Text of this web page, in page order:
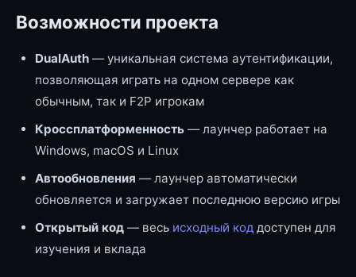
Возможности проекта
DualAuth — уникальная система аутентификации,
позволяющая играть на одном сервере как
обычным, так и F2P игрокам
Кроссплатформенность — лаунчер работает на
Windows, macOS и Linux
Автообновления — лаунчер автоматически
обновляется и загружает последнюю версию игры
Открытый код — весь исходный код доступен для
изучения и вклада